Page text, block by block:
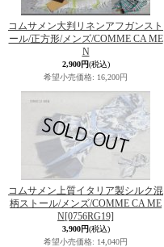
コムサメン大判リネンアフガンスト
ール/正方形/メンズ/COMME CA ME
N
2,900円(税込)
希望小売価格: 16,200円
コムサメン上質イタリア製シルク混
柄ストール/メンズ/COMME CA ME
N[0756RG19]
3,900円(税込)
希望小売価格: 14,040円